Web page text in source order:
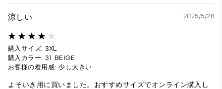
涼しい 2025/5/28
購入サイズ: 3XL
購入カラー: 31 BEIGE
お客様の着用感: 少し大きい
よそいき用に買いました。おすすめサイズでオンライン購入し